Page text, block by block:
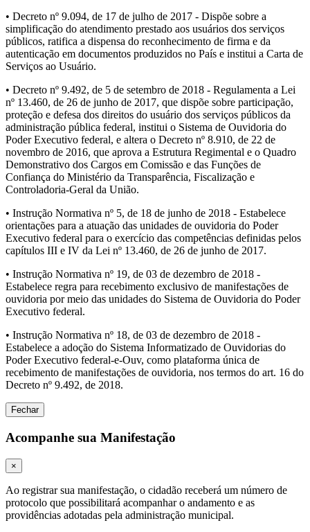
• Decreto nº 9.094, de 17 de julho de 2017 - Dispõe sobre a
simplificação do atendimento prestado aos usuários dos serviços
públicos, ratifica a dispensa do reconhecimento de firma e da
autenticação em documentos produzidos no País e institui a Carta de
Serviços ao Usuário.
• Decreto nº 9.492, de 5 de setembro de 2018 - Regulamenta a Lei
nº 13.460, de 26 de junho de 2017, que dispõe sobre participação,
proteção e defesa dos direitos do usuário dos serviços públicos da
administração pública federal, institui o Sistema de Ouvidoria do
Poder Executivo federal, e altera o Decreto nº 8.910, de 22 de
novembro de 2016, que aprova a Estrutura Regimental e o Quadro
Demonstrativo dos Cargos em Comissão e das Funções de
Confiança do Ministério da Transparência, Fiscalização e
Controladoria-Geral da União.
• Instrução Normativa nº 5, de 18 de junho de 2018 - Estabelece
orientações para a atuação das unidades de ouvidoria do Poder
Executivo federal para o exercício das competências definidas pelos
capítulos III e IV da Lei nº 13.460, de 26 de junho de 2017.
• Instrução Normativa nº 19, de 03 de dezembro de 2018 -
Estabelece regra para recebimento exclusivo de manifestações de
ouvidoria por meio das unidades do Sistema de Ouvidoria do Poder
Executivo federal.
• Instrução Normativa nº 18, de 03 de dezembro de 2018 -
Estabelece a adoção do Sistema Informatizado de Ouvidorias do
Poder Executivo federal-e-Ouv, como plataforma única de
recebimento de manifestações de ouvidoria, nos termos do art. 16 do
Decreto nº 9.492, de 2018.
Fechar
Acompanhe sua Manifestação
×
Ao registrar sua manifestação, o cidadão receberá um número de
protocolo que possibilitará acompanhar o andamento e as
providências adotadas pela administração municipal.